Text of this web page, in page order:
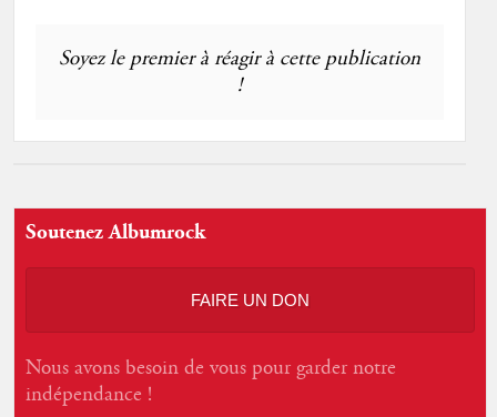
Soyez le premier à réagir à cette publication
!
Soutenez Albumrock
FAIRE UN DON
Nous avons besoin de vous pour garder notre
indépendance !